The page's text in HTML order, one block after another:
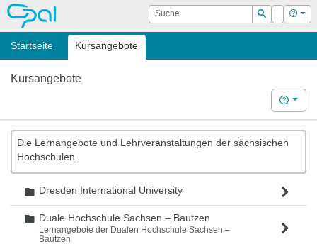
OPAL Suche
Suchen
Login Hilfe
Startseite Kursangebote
Kursangebote
Hilfe
Die Lernangebote und Lehrveranstaltungen der sächsischen
Hochschulen.
Ordner
Dresden International University
Ordner
Duale Hochschule Sachsen – Bautzen
Lernangebote der Dualen Hochschule Sachsen –
Bautzen